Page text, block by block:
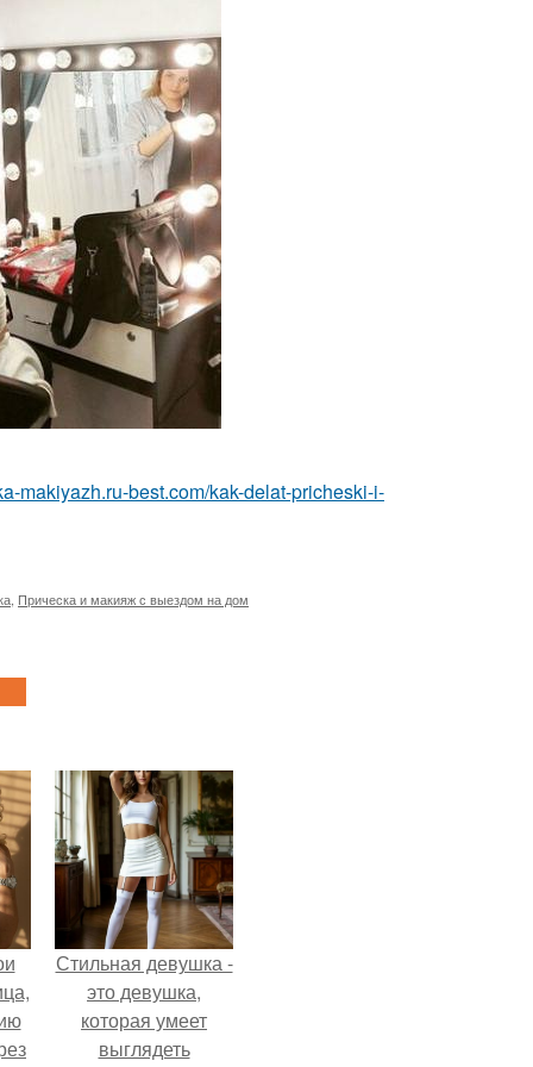
makiyazh.ru-best.com/kak-delat-pricheski-i-
Прическа и макияж с выездом на дом
Стильная девушка -
это девушка,
которая умеет
выглядеть